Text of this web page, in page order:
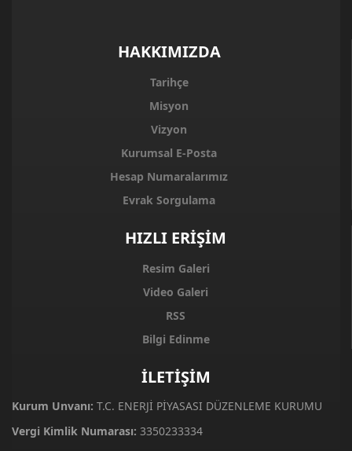
HAKKIMIZDA
Tarihçe
Misyon
Vizyon
Kurumsal E-Posta
Hesap Numaralarımız
Evrak Sorgulama
HIZLI ERİŞİM
Resim Galeri
Video Galeri
RSS
Bilgi Edinme
İLETİŞİM
Kurum Unvanı: T.C. ENERJİ PİYASASI DÜZENLEME KURUMU
Vergi Kimlik Numarası: 3350233334